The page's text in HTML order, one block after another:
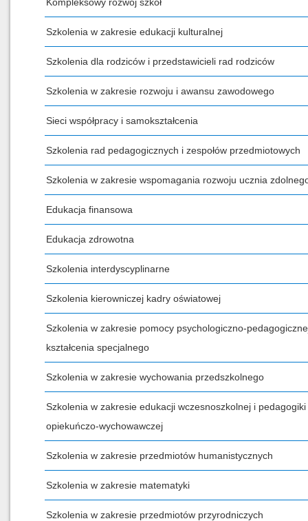
Szkolenia w zakresie edukacji kulturalnej
Szkolenia dla rodziców i przedstawicieli rad rodziców
Szkolenia w zakresie rozwoju i awansu zawodowego
Sieci współpracy i samokształcenia
Szkolenia rad pedagogicznych i zespołów przedmiotowych
Szkolenia w zakresie wspomagania rozwoju ucznia
Edukacja finansowa
Edukacja zdrowotna
Szkolenia interdyscyplinarne
Szkolenia kierowniczej kadry oświatowej
Szkolenia w zakresie pomocy psychologiczno-
kształcenia specjalnego
Szkolenia w zakresie wychowania przedszkolnego
Szkolenia w zakresie edukacji wczesnoszkolnej i pedagogiki
opiekuńczo-wychowawczej
Szkolenia w zakresie przedmiotów humanistycznych
Szkolenia w zakresie matematyki
Szkolenia w zakresie przedmiotów przyrodniczych